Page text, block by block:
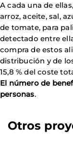
A cada una de
arroz, aceite, sal,
de tomate, para
detectado entre
compra de estos
distribución y de
15,8 % del coste
El número de
personas.
Otros